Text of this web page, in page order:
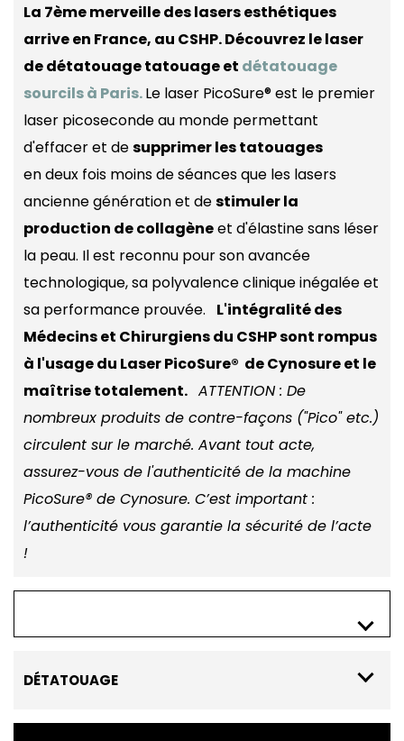
La 7ème merveille des lasers esthétiques
arrive en France, au CSHP. Découvrez le laser
de détatouage tatouage et détatouage
sourcils à Paris.Le laser PicoSure® est le premier
laser picoseconde au monde permettant
d'effacer et desupprimer les tatouages
en deux fois moins de séances que les lasers
ancienne génération et destimuler la
production de collagèneet d'élastine sans léser
la peau. Il est reconnu pour son avancée
technologique, sa polyvalence clinique inégalée et
sa performance prouvée. L'intégralité des
Médecins et Chirurgiens du CSHP sont rompus
à l'usage du Laser PicoSure® de Cynosure et le
maîtrise totalement. ATTENTION : De
nombreux produits de contre-façons ("Pico" etc.)
circulent sur le marché. Avant tout acte,
assurez-vous de l'authenticité de la machine
PicoSure® de Cynosure. C’est important :
l’authenticité vous garantie la sécurité de l’acte
!
Le laser PicoSure®est la plus grande révolution
dans le traitement de la peau
. Il a traité près d’1
DÉTATOUAGE